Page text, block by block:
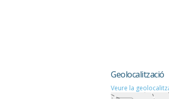
Geolocalització
Veure la